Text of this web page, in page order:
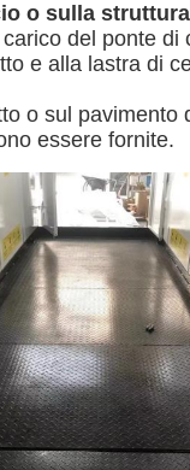
o sulla struttura
del ponte di
e alla lastra di
o sul pavimento
essere fornite.